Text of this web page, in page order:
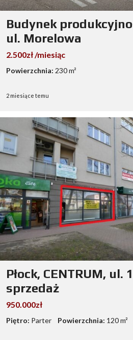
Budynek
ul. Morelowa
2.500zł /miesiąc
Powierzchnia: 230 m²
2 miesiące temu
Płock, CENTRUM, ul.
sprzedaż
950.000zł
Piętro: Parter Powierzchnia: 120 m²